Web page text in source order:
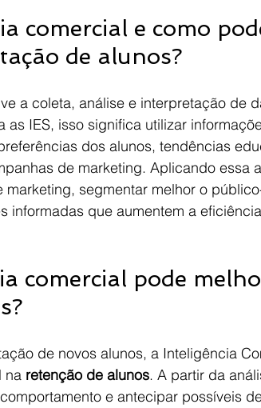
comercial e como
de alunos?
a coleta, análise e interpretação de
as IES, isso significa utilizar
dos alunos, tendências
de marketing. Aplicando essa
segmentar melhor o
informadas que aumentem a
comercial pode
de novos alunos, a Inteligência
na retenção de alunos. A partir da
e antecipar possíveis